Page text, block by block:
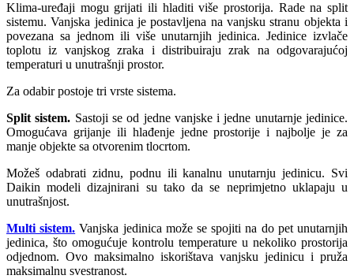
Klima-uređaji mogu grijati ili hladiti više prostorija. Rade na split
sistemu. Vanjska jedinica je postavljena na vanjsku stranu objekta i
povezana sa jednom ili više unutarnjih jedinica. Jedinice izvlače
toplotu iz vanjskog zraka i distribuiraju zrak na odgovarajućoj
temperaturi u unutrašnji prostor.
Za odabir postoje tri vrste sistema.
Split sistem. Sastoji se od jedne vanjske i jedne unutarnje jedinice.
Omogućava grijanje ili hlađenje jedne prostorije i najbolje je za
manje objekte sa otvorenim tlocrtom.
Možeš odabrati zidnu, podnu ili kanalnu unutarnju jedinicu. Svi
Daikin modeli dizajnirani su tako da se neprimjetno uklapaju u
unutrašnjost.
Multi sistem. Vanjska jedinica može se spojiti na do pet unutarnjih
jedinica, što omogućuje kontrolu temperature u nekoliko prostorija
odjednom. Ovo maksimalno iskorištava vanjsku jedinicu i pruža
maksimalnu svestranost.